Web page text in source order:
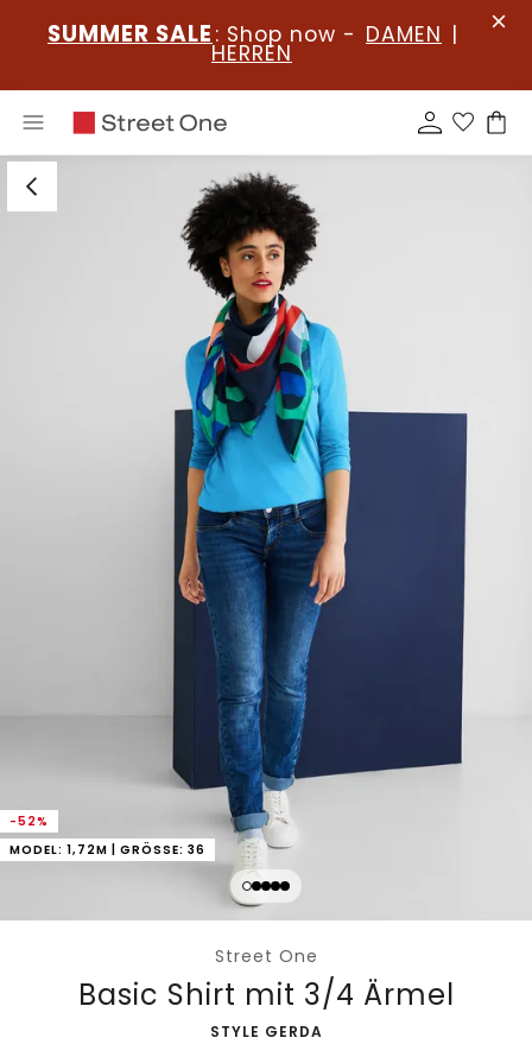
SUMMER SALE : Shop now - DAMEN |
HERREN
-52%
MODEL: 1,72M | GRÖSSE: 36
Street One
Basic Shirt mit 3/4 Ärmel
-
STYLE GERDA